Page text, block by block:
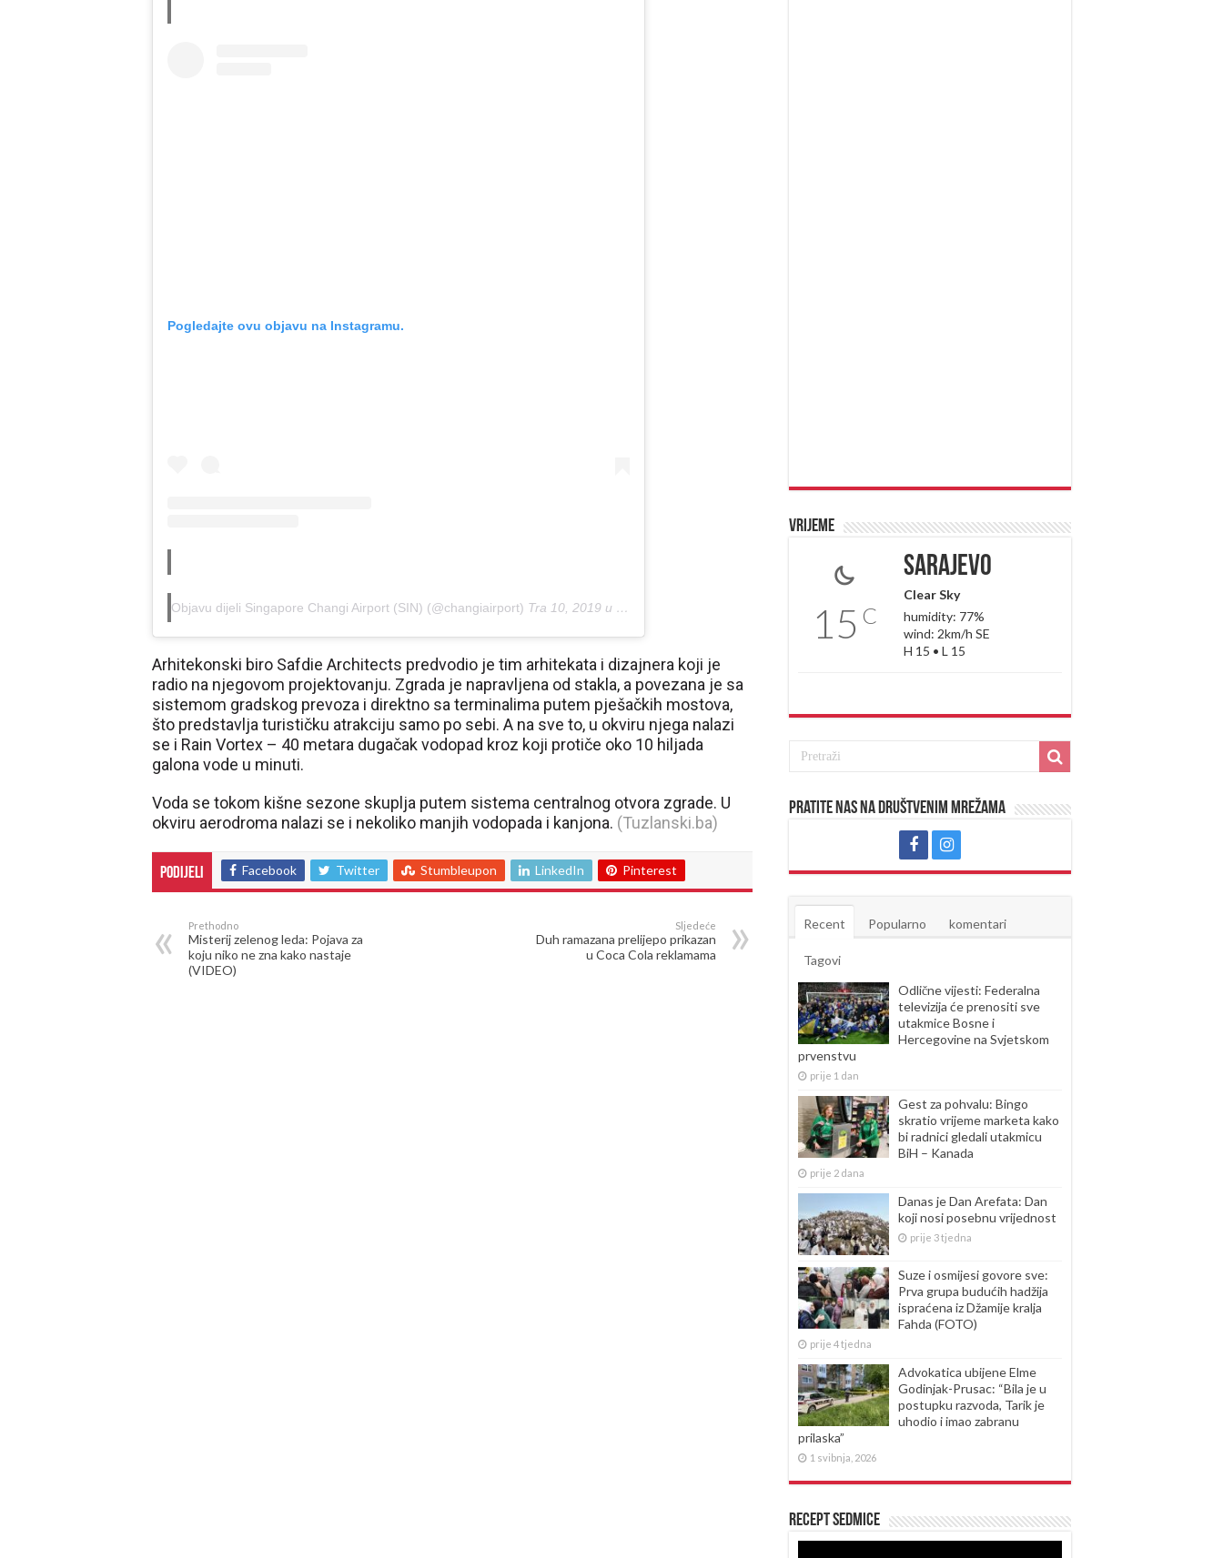
Pogledajte ovu objavu na Instagramu.
Objavu dijeli Singapore Changi Airport (SIN) (@changiairport) Tra 10, 2019 u 10:00 PDT
Arhitekonski biro Safdie Architects predvodio je tim arhitekata i dizajnera koji je
radio na njegovom projektovanju. Zgrada je napravljena od stakla, a povezana je sa
sistemom gradskog prevoza i direktno sa terminalima putem pješačkih mostova,
što predstavlja turističku atrakciju samo po sebi. A na sve to, u okviru njega nalazi
se i Rain Vortex – 40 metara dugačak vodopad kroz koji protiče oko 10 hiljada
galona vode u minuti.
Voda se tokom kišne sezone skuplja putem sistema centralnog otvora zgrade. U
okviru aerodroma nalazi se i nekoliko manjih vodopada i kanjona. (Tuzlanski.ba)
Podijeli Facebook Twitter Stumbleupon LinkedIn Pinterest
Prethodno
Misterij zelenog leda: Pojava za
koju niko ne zna kako nastaje
(VIDEO)
Sljedeće
Duh ramazana prelijepo prikazan
u Coca Cola reklamama
Vrijeme
15 C
Sarajevo
Clear Sky
humidity: 77%
wind: 2km/h SE
H 15 • L 15
Pratite nas na društvenim mrežama
Recent Popularno komentari
Tagovi
Odlične vijesti: Federalna
televizija će prenositi sve
utakmice Bosne i
Hercegovine na Svjetskom
prvenstvu
prije 1 dan
Gest za pohvalu: Bingo
skratio vrijeme marketa kako
bi radnici gledali utakmicu
BiH – Kanada
prije 2 dana
Danas je Dan Arefata: Dan
koji nosi posebnu vrijednost
prije 3 tjedna
Suze i osmijesi govore sve:
Prva grupa budućih hadžija
ispraćena iz Džamije kralja
Fahda (FOTO)
prije 4 tjedna
Advokatica ubijene Elme
Godinjak-Prusac: “Bila je u
postupku razvoda, Tarik je
uhodio i imao zabranu
prilaska”
1 svibnja, 2026
Recept sedmice